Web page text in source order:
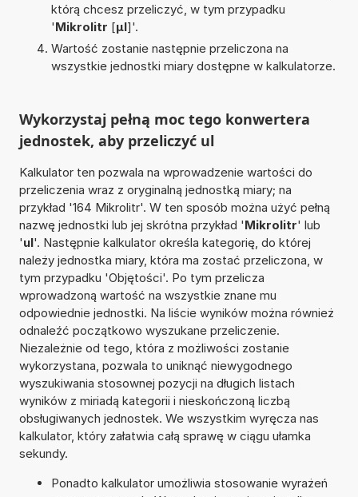
którą chcesz przeliczyć, w tym przypadku
'Mikrolitr [µl]'.
Wartość zostanie następnie przeliczona na
wszystkie jednostki miary dostępne w kalkulatorze.
Wykorzystaj pełną moc tego konwertera
jednostek, aby przeliczyć ul
Kalkulator ten pozwala na wprowadzenie wartości do
przeliczenia wraz z oryginalną jednostką miary; na
przykład '164 Mikrolitr'. W ten sposób można użyć pełną
nazwę jednostki lub jej skrótna przykład 'Mikrolitr' lub
'ul'. Następnie kalkulator określa kategorię, do której
należy jednostka miary, która ma zostać przeliczona, w
tym przypadku 'Objętości'. Po tym przelicza
wprowadzoną wartość na wszystkie znane mu
odpowiednie jednostki. Na liście wyników można również
odnaleźć początkowo wyszukane przeliczenie.
Niezależnie od tego, która z możliwości zostanie
wykorzystana, pozwala to uniknąć niewygodnego
wyszukiwania stosownej pozycji na długich listach
wyników z miriadą kategorii i nieskończoną liczbą
obsługiwanych jednostek. We wszystkim wyręcza nas
kalkulator, który załatwia całą sprawę w ciągu ułamka
sekundy.
Ponadto kalkulator umożliwia stosowanie wyrażeń